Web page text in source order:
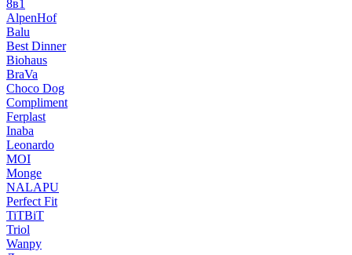
8в1
AlpenHof
Balu
Best Dinner
Biohaus
BraVa
Choco Dog
Compliment
Ferplast
Inaba
Leonardo
MOI
Monge
NALAPU
Perfect Fit
TiTBiT
Triol
Wanpy